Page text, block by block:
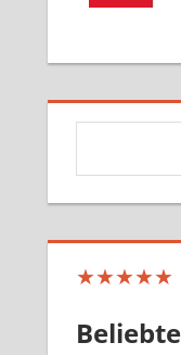
★★★★★